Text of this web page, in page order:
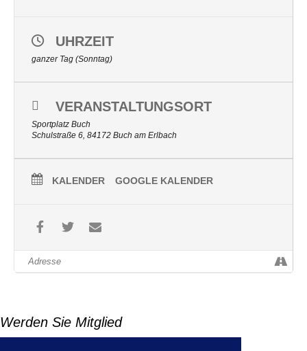
UHRZEIT
ganzer Tag (Sonntag)
VERANSTALTUNGSORT
Sportplatz Buch
Schulstraße 6, 84172 Buch am Erlbach
KALENDER GOOGLE KALENDER
Werden Sie Mitglied